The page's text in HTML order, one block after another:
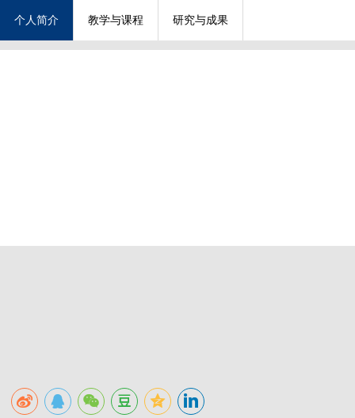
个人简介 教学与课程 研究与成果